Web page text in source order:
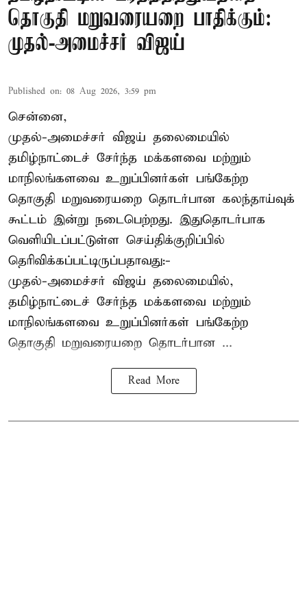
தொகுதி மறுவரையறை பாதிக்கும்:
முதல்-அமைச்சர் விஜய்
Published on: 08 Aug 2026, 3:59 pm
சென்னை,
முதல்-அமைச்சர் விஜய் தலைமையில்
தமிழ்நாட்டைச் சேர்ந்த மக்களவை மற்றும்
மாநிலங்களவை உறுப்பினர்கள் பங்கேற்ற
தொகுதி மறுவரையறை தொடர்பான கலந்தாய்வுக்
கூட்டம் இன்று நடைபெற்றது. இதுதொடர்பாக
வெளியிடப்பட்டுள்ள செய்திக்குறிப்பில்
தெரிவிக்கப்பட்டிருப்பதாவது:-
முதல்-அமைச்சர் விஜய் தலைமையில்,
தமிழ்நாட்டைச் சேர்ந்த மக்களவை மற்றும்
மாநிலங்களவை உறுப்பினர்கள் பங்கேற்ற
தொகுதி மறுவரையறை தொடர்பான ...
Read More